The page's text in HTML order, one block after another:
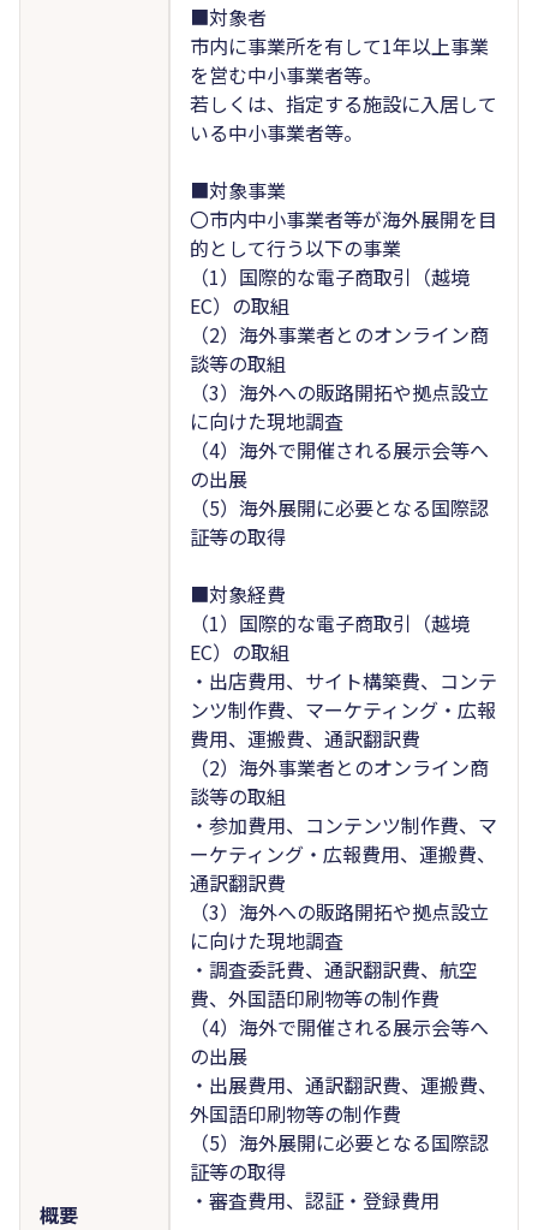
概要
■対象者
市内に事業所を有して1年以上事業
を営む中小事業者等。
若しくは、指定する施設に入居して
いる中小事業者等。
■対象事業
〇市内中小事業者等が海外展開を目
的として行う以下の事業
（1）国際的な電子商取引（越境
EC）の取組
（2）海外事業者とのオンライン商
談等の取組
（3）海外への販路開拓や拠点設立
に向けた現地調査
（4）海外で開催される展示会等へ
の出展
（5）海外展開に必要となる国際認
証等の取得
■対象経費
（1）国際的な電子商取引（越境
EC）の取組
・出店費用、サイト構築費、コンテ
ンツ制作費、マーケティング・広報
費用、運搬費、通訳翻訳費
（2）海外事業者とのオンライン商
談等の取組
・参加費用、コンテンツ制作費、マ
ーケティング・広報費用、運搬費、
通訳翻訳費
（3）海外への販路開拓や拠点設立
に向けた現地調査
・調査委託費、通訳翻訳費、航空
費、外国語印刷物等の制作費
（4）海外で開催される展示会等へ
の出展
・出展費用、通訳翻訳費、運搬費、
外国語印刷物等の制作費
（5）海外展開に必要となる国際認
証等の取得
・審査費用、認証・登録費用